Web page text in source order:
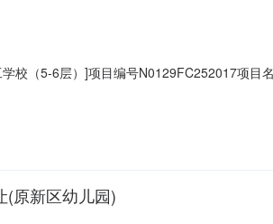
校（5-6层）]项目编号N0129FC252017项
格585.000000万元(人民币)挂牌期间20挂牌
(原新区幼儿园)